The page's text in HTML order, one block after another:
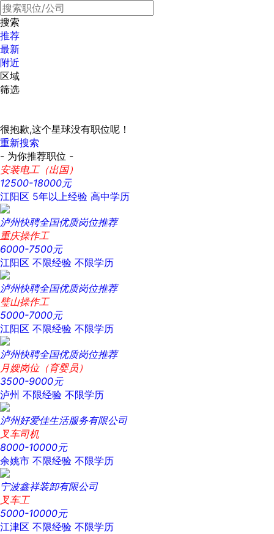
搜索
推荐
最新
附近
区域
筛选
很抱歉,这个星球没有职位呢！
重新搜索
- 为你推荐职位 -
安装电工（出国）
12500-18000元
江阳区 5年以上经验 高中学历
泸州快聘全国优质岗位推荐
重庆操作工
6000-7500元
江阳区 不限经验 不限学历
泸州快聘全国优质岗位推荐
璧山操作工
5000-7000元
江阳区 不限经验 不限学历
泸州快聘全国优质岗位推荐
月嫂岗位（育婴员）
3500-9000元
泸州 不限经验 不限学历
泸州好爱佳生活服务有限公司
叉车司机
8000-10000元
余姚市 不限经验 不限学历
宁波鑫祥装卸有限公司
叉车工
5000-10000元
江津区 不限经验 不限学历